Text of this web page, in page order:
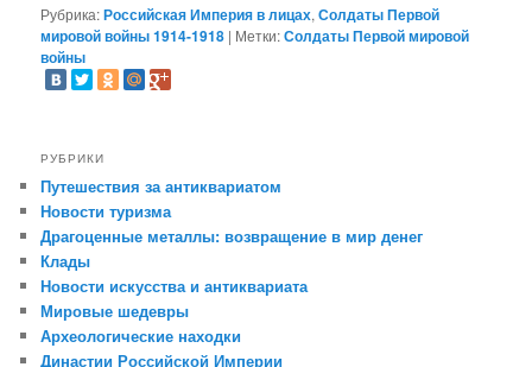
Рубрика:Российская Империя в лицах,Солдаты Первой
мировой войны 1914-1918 | Метки:Солдаты Первой мировой
войны
РУБРИКИ
Путешествия за антиквариатом
Новости туризма
Драгоценные металлы: возвращение в мир денег
Клады
Новости искусства и антиквариата
Мировые шедевры
Археологические находки
Династии Российской Империи